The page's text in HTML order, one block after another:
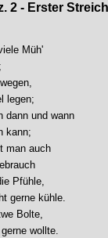
2 - Erster Streich
Müh'
legen;
dann und wann
kann;
man auch
Pfühle,
gerne kühle.
Bolte,
wollte.